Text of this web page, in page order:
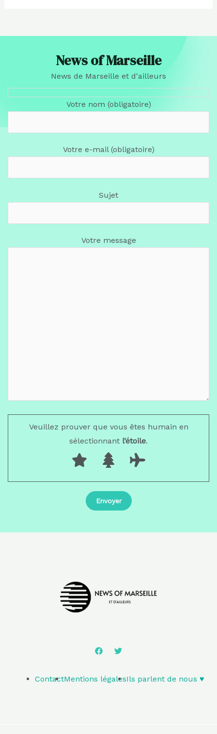
News of Marseille
News de Marseille et d'ailleurs
Votre nom (obligatoire)
Votre e-mail (obligatoire)
Sujet
Votre message
Veuillez prouver que vous êtes humain en
sélectionnant l’étoile.
ContactMentions légalesIls parlent de nous ♥️